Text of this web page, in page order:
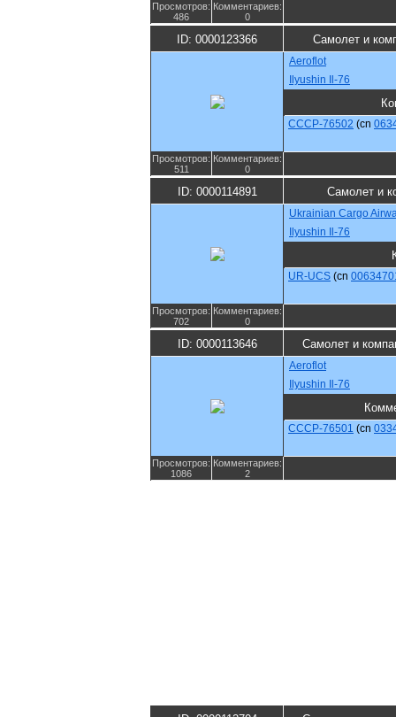
Просмотров:
486
Комментариев:
0
ID: 0000123366 Самолет и
Aeroflot
Ilyushin Il-76
CCCP-76502 (cn
Просмотров:
511
Комментариев:
0
ID: 0000114891 Самолет и
Ukrainian Cargo
Ilyushin Il-76
UR-UCS (cn
Просмотров:
702
Комментариев:
0
ID: 0000113646 Самолет и
Aeroflot
Ilyushin Il-76
CCCP-76501 (cn
Просмотров:
1086
Комментариев:
2